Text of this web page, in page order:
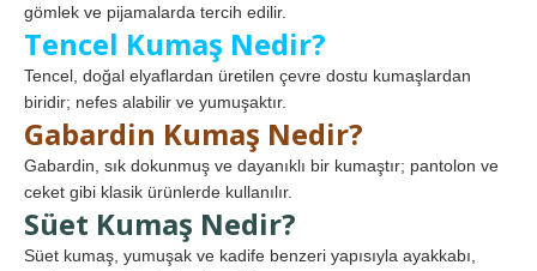
gömlek ve pijamalarda tercih edilir.
Tencel Kumaş Nedir?
Tencel, doğal elyaflardan üretilen çevre dostu kumaşlardan
biridir; nefes alabilir ve yumuşaktır.
Gabardin Kumaş Nedir?
Gabardin, sık dokunmuş ve dayanıklı bir kumaştır; pantolon ve
ceket gibi klasik ürünlerde kullanılır.
Süet Kumaş Nedir?
Süet kumaş, yumuşak ve kadife benzeri yapısıyla ayakkabı,